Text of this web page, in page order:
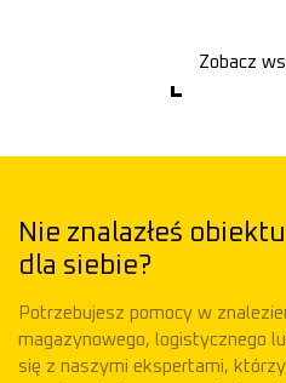
Zobacz
Nie znalazłeś obiektu
dla siebie?
Potrzebujesz pomocy w
magazynowego, logistycznego
się z naszymi ekspertami,